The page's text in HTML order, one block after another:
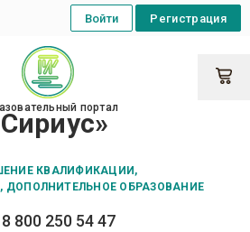
портал
КВАЛИФИКАЦИИ,
ДОПОЛНИТЕЛЬНОЕ ОБРАЗОВАНИЕ
8 800 250 54 47
Регистрация
Войти